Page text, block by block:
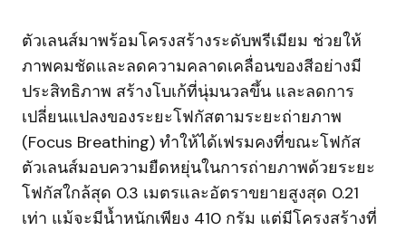
ตัวเลนส์มาพร้อมโครงสร้างระดับพรีเมียม ช่วยให้
ภาพคมชัดและลดความคลาดเคลื่อนของสีอย่างมี
ประสิทธิภาพ สร้างโบเก้ที่นุ่มนวลขึ้น และลดการ
เปลี่ยนแปลงของระยะโฟกัสตามระยะถ่ายภาพ
(Focus Breathing) ทำให้ได้เฟรมคงที่ขณะโฟกัส
ตัวเลนส์มอบความยืดหยุ่นในการถ่ายภาพด้วยระยะ
โฟกัสใกล้สุด 0.3 เมตรและอัตราขยายสูงสุด 0.21
เท่า แม้จะมีน้ำหนักเพียง 410 กรัม แต่มีโครงสร้างที่